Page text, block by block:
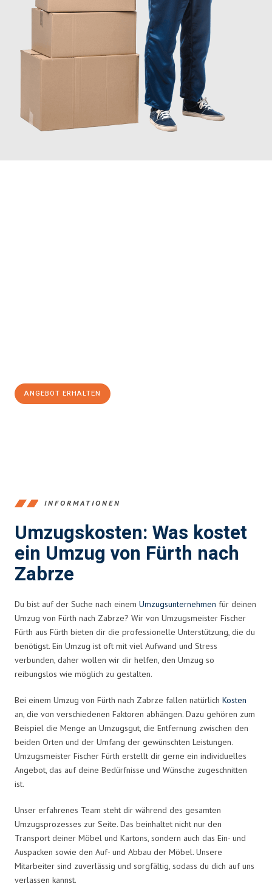
ANGEBOT ERHALTEN
INFORMATIONEN
Umzugskosten: Was kostet
ein Umzug von Fürth nach
Zabrze
Du bist auf der Suche nach einem Umzugsunternehmen für deinen
Umzug von Fürth nach Zabrze? Wir von Umzugsmeister Fischer
Fürth aus Fürth bieten dir die professionelle Unterstützung, die du
benötigst. Ein Umzug ist oft mit viel Aufwand und Stress
verbunden, daher wollen wir dir helfen, den Umzug so
reibungslos wie möglich zu gestalten.
Bei einem Umzug von Fürth nach Zabrze fallen natürlich Kosten
an, die von verschiedenen Faktoren abhängen. Dazu gehören zum
Beispiel die Menge an Umzugsgut, die Entfernung zwischen den
beiden Orten und der Umfang der gewünschten Leistungen.
Umzugsmeister Fischer Fürth erstellt dir gerne ein individuelles
Angebot, das auf deine Bedürfnisse und Wünsche zugeschnitten
ist.
Unser erfahrenes Team steht dir während des gesamten
Umzugsprozesses zur Seite. Das beinhaltet nicht nur den
Transport deiner Möbel und Kartons, sondern auch das Ein- und
Auspacken sowie den Auf- und Abbau der Möbel. Unsere
Mitarbeiter sind zuverlässig und sorgfältig, sodass du dich auf uns
verlassen kannst.